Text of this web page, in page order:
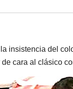
insistencia del
cara al clásico